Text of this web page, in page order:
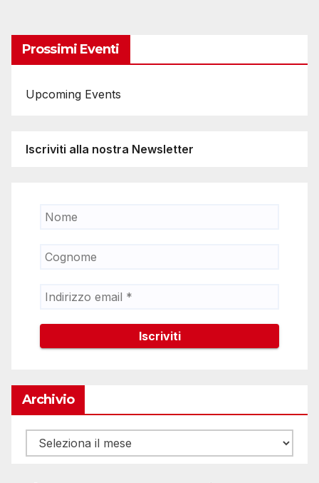
Prossimi Eventi
Upcoming Events
Iscriviti alla nostra Newsletter
Archivio
Archivio